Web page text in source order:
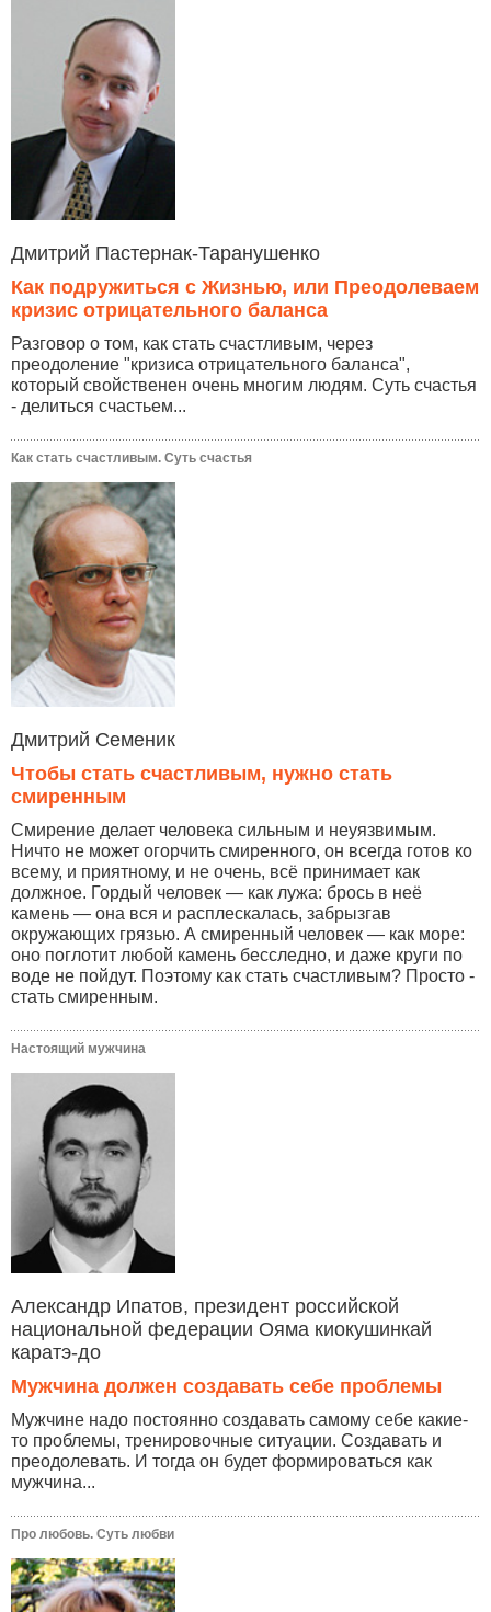
Дмитрий Пастернак-Таранушенко
Как подружиться с Жизнью, или Преодолеваем
кризис отрицательного баланса
Разговор о том, как стать счастливым, через
преодоление "кризиса отрицательного баланса",
который свойственен очень многим людям. Суть счастья
- делиться счастьем...
Как стать счастливым. Суть счастья
Дмитрий Семеник
Чтобы стать счастливым, нужно стать
смиренным
Смирение делает человека сильным и неуязвимым.
Ничто не может огорчить смиренного, он всегда готов ко
всему, и приятному, и не очень, всё принимает как
должное. Гордый человек — как лужа: брось в неё
камень — она вся и расплескалась, забрызгав
окружающих грязью. А смиренный человек — как море:
оно поглотит любой камень бесследно, и даже круги по
воде не пойдут. Поэтому как стать счастливым? Просто -
стать смиренным.
Настоящий мужчина
Александр Ипатов, президент российской
национальной федерации Ояма киокушинкай
каратэ-до
Мужчина должен создавать себе проблемы
Мужчине надо постоянно создавать самому себе какие-
то проблемы, тренировочные ситуации. Создавать и
преодолевать. И тогда он будет формироваться как
мужчина...
Про любовь. Суть любви